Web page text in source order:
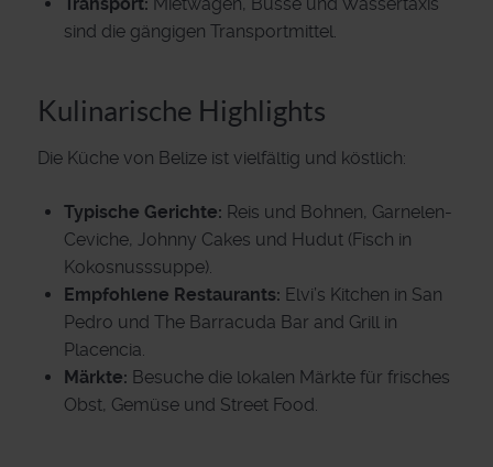
sind die gängigen Transportmittel.
Kulinarische Highlights
Die Küche von Belize ist vielfältig und köstlich:
Typische Gerichte: Reis und Bohnen, Garnelen-
Ceviche, Johnny Cakes und Hudut (Fisch in
Kokosnusssuppe).
Empfohlene Restaurants: Elvi’s Kitchen in San
Pedro und The Barracuda Bar and Grill in
Placencia.
Märkte: Besuche die lokalen Märkte für frisches
Obst, Gemüse und Street Food.